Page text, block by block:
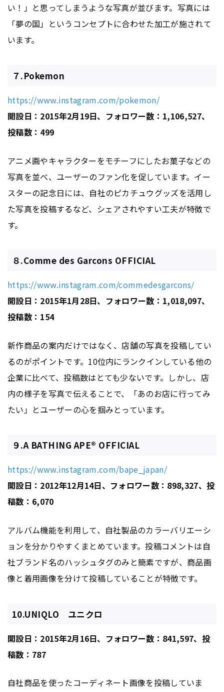
い！」と思ってしまうような写真が並びます。写真には
「夢の国」という コンセプトに合わせた加工が施されて
います。
７.Pokemon
https://www.instagram.com/pokemon/
開設日：2015年2月19日、フォロワー数：1,106,527、
投稿数：499
アニメ画やキャラクターをモチーフにしたお菓子などの
写真を並べ、ユーザーのファン化を促しています。イー
スターの記念日には、自社のピカチュウグッズを活用し
た写真を投稿するなど、 シェアされやすい工夫が特徴で
す。
８.Comme des Garcons OFFICIAL
https://www.instagram.com/commedesgarcons/
開設日：2015年1月28日、フォロワー数：1,018,097、
投稿数：154
新作商品の案内だけではなく、店舗の写真を投稿してい
るのがポイントです。10位内にランクインしている他の
企業に比べて、投稿数はとても少ないです。しかし、店
内の様子を写真で伝えることで、「あのお店に行ってみ
たい」とユーザーの心を掴みとっています。
９.A BATHING APE® OFFICIAL
https://www.instagram.com/bape_japan/
開設日：2012年12月14日、フォロワー数：898,327、投
稿数：6,070
アルバム機能を利用して、自社製品のカラーバリエーシ
ョンを分かりやすくまとめています。投稿コメントは自
社ブランド名のハッシュタグのみと簡素ですが、商品画
像と着用画像を分けて投稿していることが特徴です。
10.UNIQLO ユニクロ
開設日：2015年2月16日、フォロワー数：841,597、投
稿数：787
自社商品を使ったコーディネート画像を投稿していま